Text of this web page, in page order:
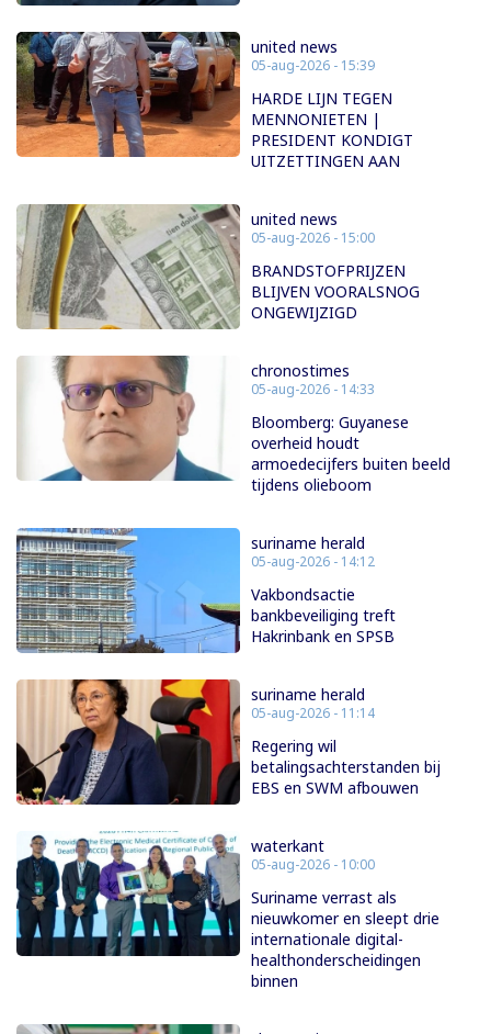
united news
05-aug-2026 - 15:39
HARDE LIJN TEGEN
MENNONIETEN |
PRESIDENT KONDIGT
UITZETTINGEN AAN
united news
05-aug-2026 - 15:00
BRANDSTOFPRIJZEN
BLIJVEN VOORALSNOG
ONGEWIJZIGD
chronostimes
05-aug-2026 - 14:33
Bloomberg: Guyanese
overheid houdt
armoedecijfers buiten beeld
tijdens olieboom
suriname herald
05-aug-2026 - 14:12
Vakbondsactie
bankbeveiliging treft
Hakrinbank en SPSB
suriname herald
05-aug-2026 - 11:14
Regering wil
betalingsachterstanden bij
EBS en SWM afbouwen
waterkant
05-aug-2026 - 10:00
Suriname verrast als
nieuwkomer en sleept drie
internationale digital-
healthonderscheidingen
binnen